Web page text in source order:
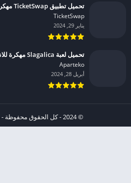
تحميل تطبيق TicketSwap مهكر للاندرويد 2024
TicketSwap‏
يناير 29, 2024
تحميل لعبة Slagalica مهكرة للاندرويد 2024
Aparteko‏
أبريل 28, 2024
© 2024 - كل الحقوق محفوظة -